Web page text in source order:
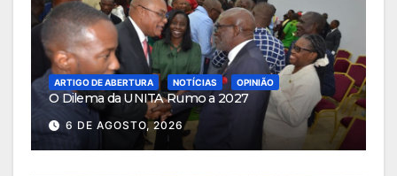
ARTIGO DE ABERTURA NOTÍCIAS OPINIÃO
O Dilema da UNITA Rumo a 2027
6 DE AGOSTO, 2026